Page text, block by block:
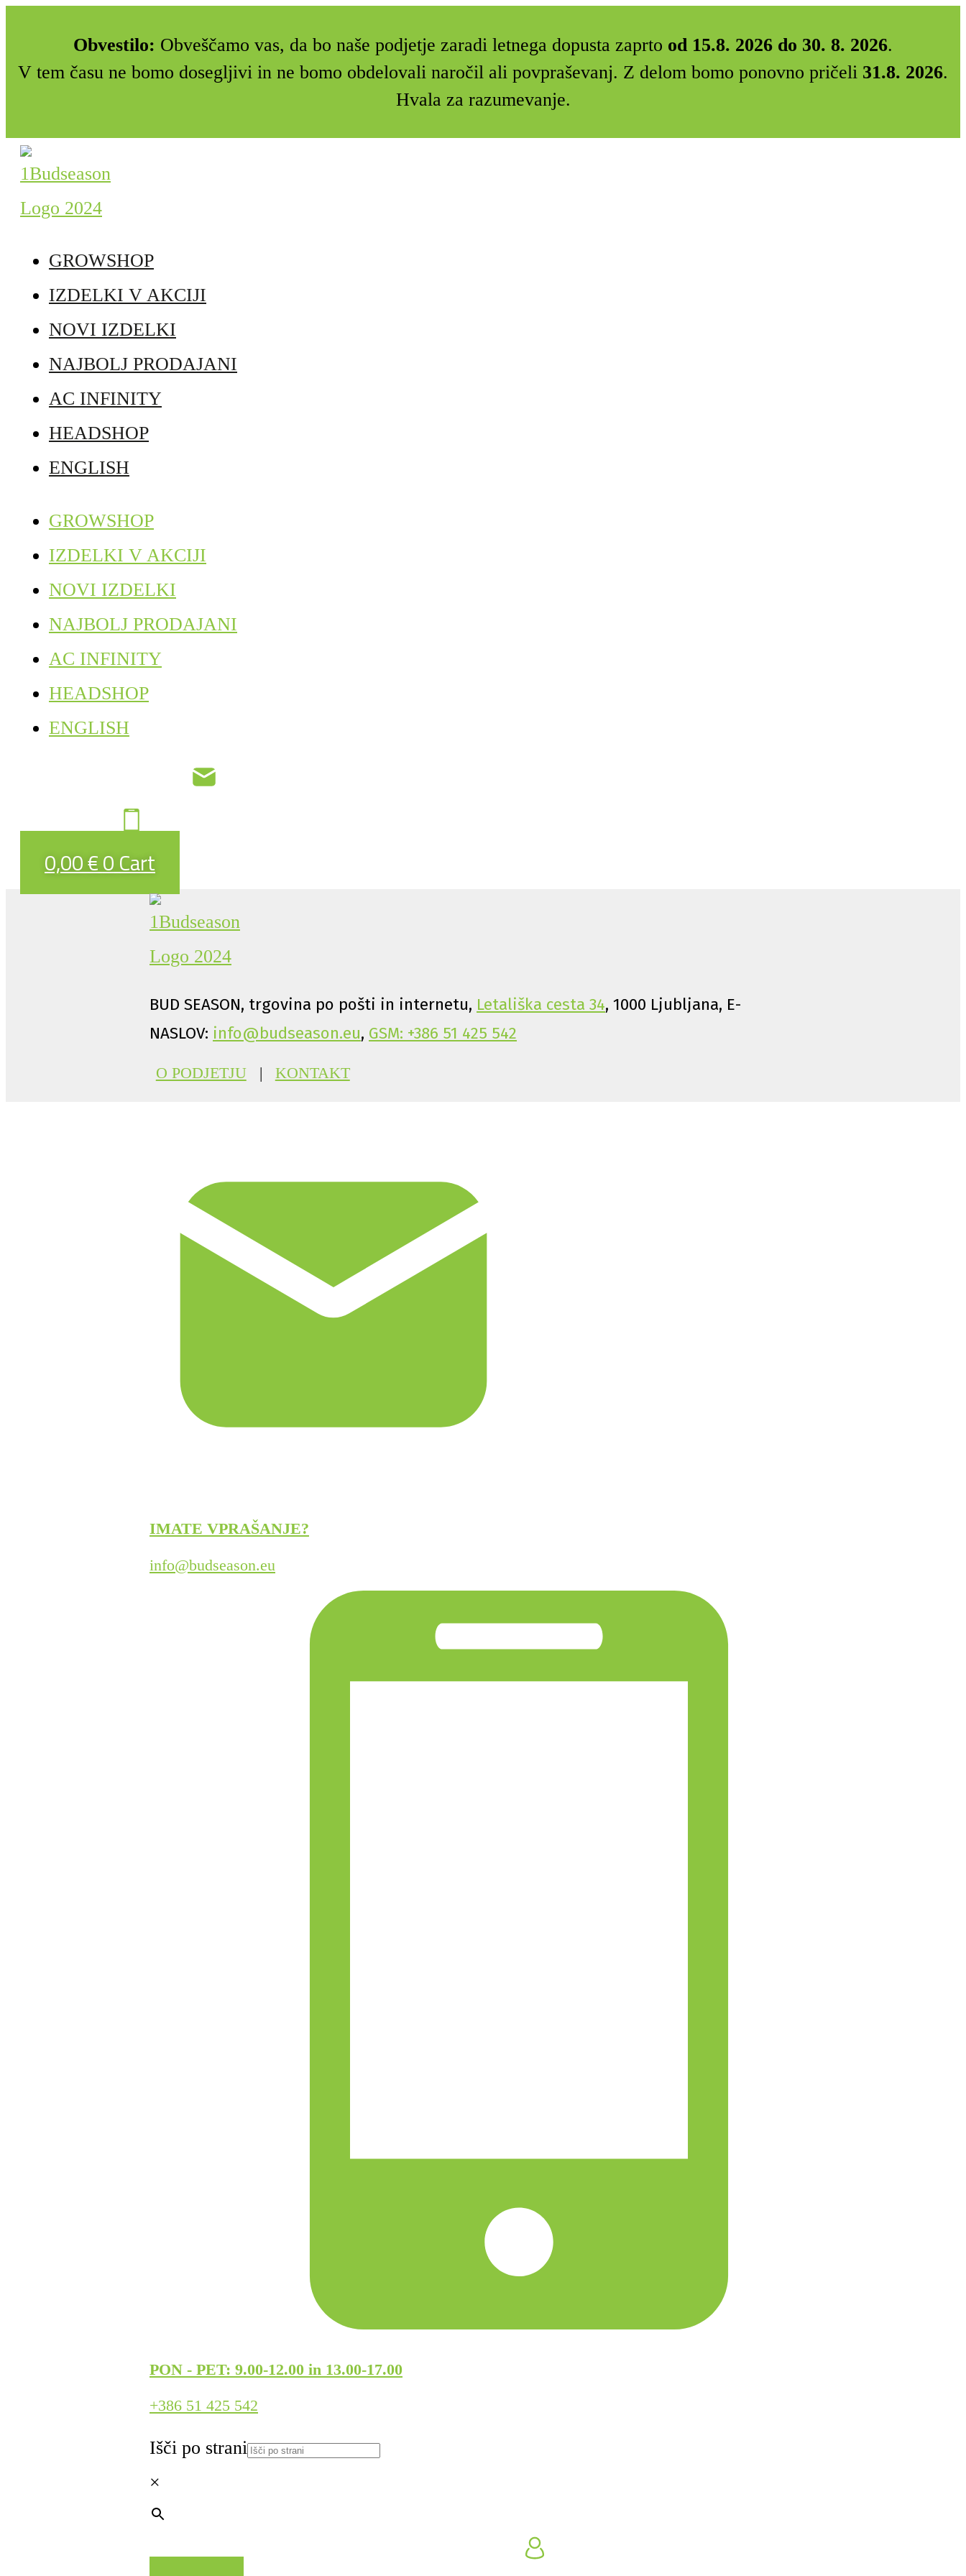
Obvestilo: Obveščamo vas, da bo naše podjetje zaradi letnega dopusta zaprto od 15.8. 2026 do 30. 8. 2026.
V tem času ne bomo dosegljivi in ne bomo obdelovali naročil ali povpraševanj. Z delom bomo ponovno pričeli 31.8. 2026.
Hvala za razumevanje.
GROWSHOP
IZDELKI V AKCIJI
NOVI IZDELKI
NAJBOLJ PRODAJANI
AC INFINITY
HEADSHOP
ENGLISH
GROWSHOP
IZDELKI V AKCIJI
NOVI IZDELKI
NAJBOLJ PRODAJANI
AC INFINITY
HEADSHOP
ENGLISH
0,00€0Cart
BUD SEASON, trgovina po pošti in internetu, Letališka cesta 34, 1000 Ljubljana, E-
NASLOV: info@budseason.eu, GSM: +386 51 425 542
O PODJETJU| KONTAKT
IMATE VPRAŠANJE?
info@budseason.eu
PON - PET: 9.00-12.00 in 13.00-17.00
+386 51 425 542
Išči po strani
×